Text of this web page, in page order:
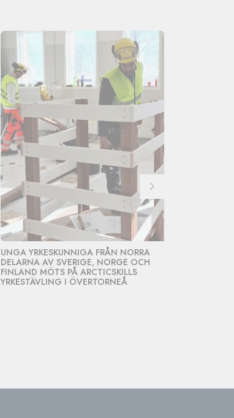
UNGA YRKESKUNNIGA FRÅN NORRA
DELARNA AV SVERIGE, NORGE OCH
FINLAND MÖTS PÅ ARCTICSKILLS
YRKESTÄVLING I ÖVERTORNEÅ